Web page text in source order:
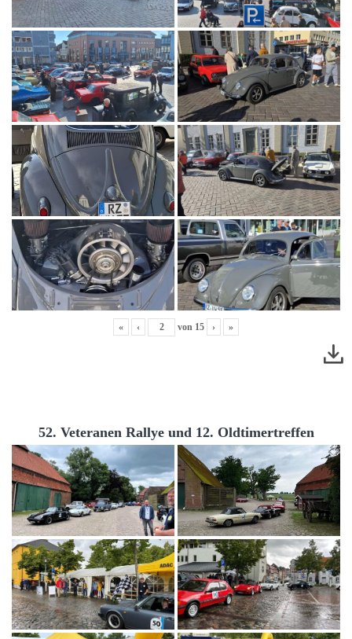
« ‹ von 15 › »
52. Veteranen Rallye und 12. Oldtimertreffen